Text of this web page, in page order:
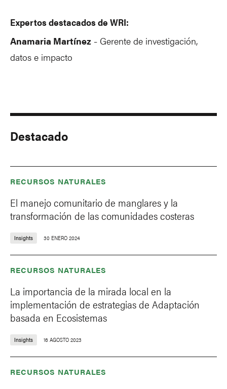
Expertos destacados de WRI:
Anamaria Martínez - Gerente de investigación,
datos e impacto
Destacado
RECURSOS NATURALES
El manejo comunitario de manglares y la
transformación de las comunidades costeras
Insights 30 ENERO 2024
RECURSOS NATURALES
La importancia de la mirada local en la
implementación de estrategias de Adaptación
basada en Ecosistemas
Insights 16 AGOSTO 2023
RECURSOS NATURALES